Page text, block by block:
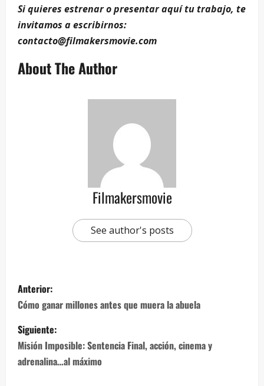
Si quieres estrenar o presentar aquí tu trabajo, te
invitamos a escribirnos:
contacto@filmakersmovie.com
About The Author
Filmakersmovie
See author's posts
Anterior:
Cómo ganar millones antes que muera la abuela
Siguiente:
Misión Imposible: Sentencia Final, acción, cinema y
adrenalina…al máximo